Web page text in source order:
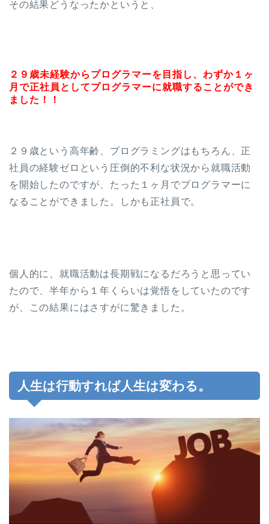
その結果どうなったかというと、
２９歳未経験からプログラマーを目指し、わずか１ヶ
月で正社員としてプログラマーに就職することができ
ました！！
２９歳という高年齢、プログラミングはもちろん、正
社員の経験ゼロという圧倒的不利な状況から就職活動
を開始したのですが、たった１ヶ月でプログラマーに
なることができました。しかも正社員で。
個人的に、就職活動は長期戦になるだろうと思ってい
たので、半年から１年くらいは覚悟をしていたのです
が、この結果にはさすがに驚きました。
人生は行動すれば人生は変わる。